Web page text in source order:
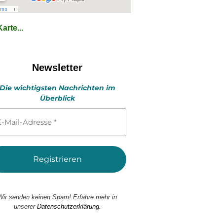
Newsletter
Die wichtigsten Nachrichten im
Überblick
senden keinen Spam! Erfahre mehr in
unserer Datenschutzerklärung.